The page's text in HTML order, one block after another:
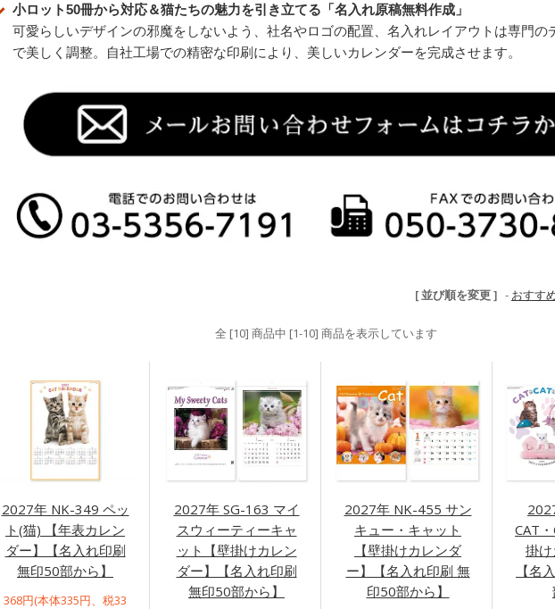
小ロット50冊から対応＆猫たちの魅力を引き立てる「名入れ原稿無料作成」
可愛らしいデザインの邪魔をしないよう、社名やロゴの配置、名入れレイアウトは専門の
で美しく調整。自社工場での精密な印刷により、美しいカレンダーを完成させます。
[ 並び順を変更 ] - おすす
全 [10] 商品中 [1-10] 商品を表示しています
2027年 NK-349 ペッ
ト(猫) 【年表カレン
ダー】【名入れ印刷
無印50部から】
368円(本体335円、税33
2027年 SG-163 マイ
スウィーティーキャ
ット【壁掛けカレン
ダー】【名入れ印刷
無印50部から】
2027年 NK-455 サン
キュー・キャット
【壁掛けカレンダ
ー】【名入れ印刷 無
印50部から】
CAT
掛け
【名